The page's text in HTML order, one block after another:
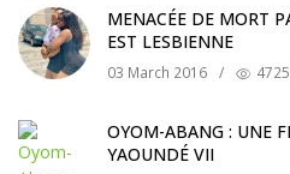
MENACÉE DE MORT
EST LESBIENNE
03 March 2016 /
OYOM-ABANG : UNE
YAOUNDÉ VII